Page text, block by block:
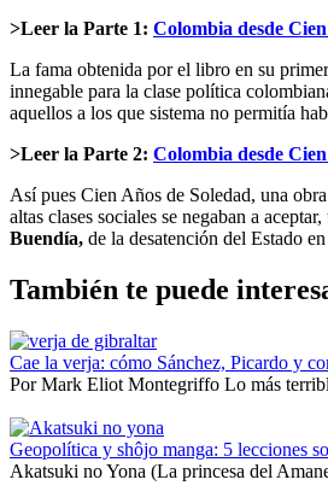
>Leer la Parte 1: Colombia desde
La fama obtenida por el libro en su
innegable para la clase política
aquellos a los que sistema no permitía
>Leer la Parte 2: Colombia desde
Así pues Cien Años de Soledad, una
altas clases sociales se negaban a
Buendía, de la desatención del Estado
También te puede
Cae la verja: cómo Sánchez, Picardo y
Por Mark Eliot Montegriffo Lo más
Geopolítica y shôjo manga: 5 lecciones
Akatsuki no Yona (La princesa del